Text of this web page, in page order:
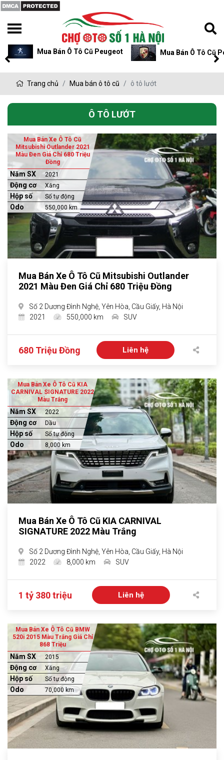
Mua Bán Ô Tô Cũ Peugeot Mua Bán Ô Tô Cũ
Trang chủ Mua bán ô tô cũ ô tô lướt
Ô TÔ LƯỚT
Mua Bán Xe Ô Tô Cũ
Mitsubishi Outlander 2021
Màu Đen Giá Chỉ 680 Triệu
Đồng
Năm SX 2021
Động cơ Xăng
Hộp số Số tự động
Odo 550,000 km
Mua Bán Xe Ô Tô Cũ Mitsubishi Outlander
2021 Màu Đen Giá Chỉ 680 Triệu Đồng
Số 2 Dương Đình Nghệ, Yên Hòa, Cầu Giấy, Hà Nội
2021
550,000 km SUV
680 Triệu Đồng Liên hệ
Mua Bán Xe Ô Tô Cũ KIA
CARNIVAL SIGNATURE 2022
Màu Trắng
Năm SX 2022
Động cơ Dầu
Hộp số Số tự động
Odo 8,000 km
Mua Bán Xe Ô Tô Cũ KIA CARNIVAL
SIGNATURE 2022 Màu Trắng
Số 2 Dương Đình Nghệ, Yên Hòa, Cầu Giấy, Hà Nội
2022
8,000 km SUV
1 tỷ 380 triệu Liên hệ
Mua Bán Xe Ô Tô Cũ BMW
520i 2015 Màu Trắng Giá Chỉ
868 Triệu
Năm SX 2015
Động cơ Xăng
Hộp số Số tự động
Odo 70,000 km